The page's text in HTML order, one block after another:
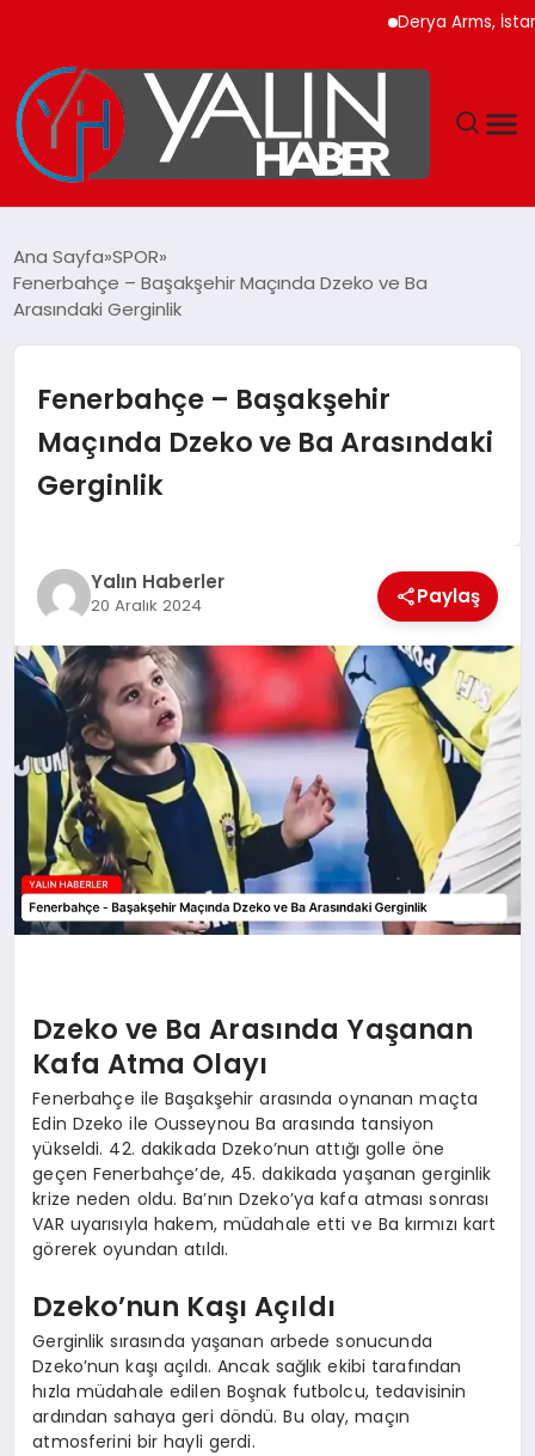
Derya Arms,
SPOR
YAŞAM
TEKNOLOJİ
MAGAZİN
SAĞLIK
Ana Sayfa SPOR
Fenerbahçe – Başakşehir Maçında Dzeko ve Ba
Arasındaki Gerginlik
Fenerbahçe – Başakşehir
Maçında Dzeko ve Ba Arasındaki
Gerginlik
Yalın Haberler
20 Aralık 2024 Paylaş
Dzeko ve Ba Arasında Yaşanan
Kafa Atma Olayı
Fenerbahçe ile Başakşehir arasında oynanan maçta
Edin Dzeko ile Ousseynou Ba arasında tansiyon
yükseldi. 42. dakikada Dzeko’nun attığı golle öne
geçen Fenerbahçe’de, 45. dakikada yaşanan gerginlik
krize neden oldu. Ba’nın Dzeko’ya kafa atması sonrası
VAR uyarısıyla hakem, müdahale etti ve Ba kırmızı kart
görerek oyundan atıldı.
Dzeko’nun Kaşı Açıldı
Gerginlik sırasında yaşanan arbede sonucunda
Dzeko’nun kaşı açıldı. Ancak sağlık ekibi tarafından
hızla müdahale edilen Boşnak futbolcu, tedavisinin
ardından sahaya geri döndü. Bu olay, maçın
atmosferini bir hayli gerdi.